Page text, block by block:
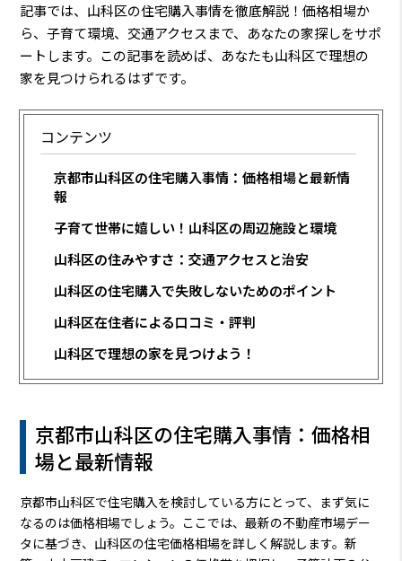
記事では、山科区の住宅購入事情を徹底解説！価格相場か
ら、子育て環境、交通アクセスまで、あなたの家探しをサポ
ートします。この記事を読めば、あなたも山科区で理想の
家を見つけられるはずです。
コンテンツ
京都市山科区の住宅購入事情：価格相場と最新情
報
子育て世帯に嬉しい！山科区の周辺施設と環境
山科区の住みやすさ：交通アクセスと治安
山科区の住宅購入で失敗しないためのポイント
山科区在住者による口コミ・評判
山科区で理想の家を見つけよう！
京都市山科区の住宅購入事情：価格相
場と最新情報
京都市山科区で住宅購入を検討している方にとって、まず気に
なるのは価格相場でしょう。ここでは、最新の不動産市場デー
タに基づき、山科区の住宅価格相場を詳しく解説します。新